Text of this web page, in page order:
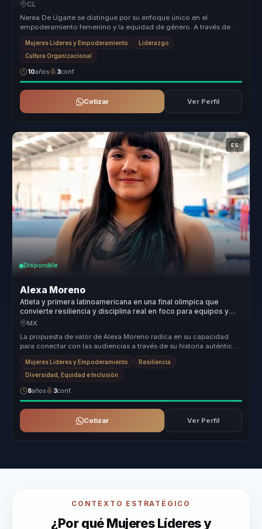
organizaciones.
CL
Nerea De Ugarte se distingue por su enfoque único en el
empoderamiento femenino y la equidad de género. A través de
sus conferencias, ofr...
Mujeres Líderes y Empoderamiento Liderazgo
Cultura Organizacional
10años 3conf.
Cotizar Ver Perfil
ES
Disponible
Alexa Moreno
Atleta y primera latinoamericana en una final olimpica que
convierte resiliencia y disciplina real en foco para equipos y
lideres.
MX
La propuesta de valor de Alexa Moreno radica en su capacidad
para conectar con las audiencias a través de su historia auténtica
de supera...
Mujeres Líderes y Empoderamiento Resiliencia
Diversidad, Equidad e Inclusión
8años 3conf.
Cotizar Ver Perfil
CONTEXTO ESTRATÉGICO
¿Por qué Mujeres Líderes y